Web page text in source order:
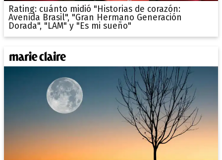
Rating: cuánto midió "Historias de corazón:
Avenida Brasil", "Gran Hermano Generación
Dorada", "LAM" y "Es mi sueño"